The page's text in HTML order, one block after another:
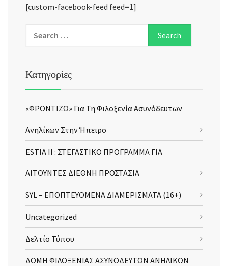
[custom-facebook-feed feed=1]
Κατηγορίες
«ΦΡΟΝΤΙΖΩ» Για Τη Φιλοξενία Ασυνόδευτων
Ανηλίκων Στην Ήπειρο
ESTIA II : ΣΤΕΓΑΣΤΙΚΟ ΠΡΟΓΡΑΜΜΑ ΓΙΑ
ΑΙΤΟΥΝΤΕΣ ΔΙΕΘΝΗ ΠΡΟΣΤΑΣΙΑ
SYL – ΕΠΟΠΤΕΥΟΜΕΝΑ ΔΙΑΜΕΡΙΣΜΑΤΑ (16+)
Uncategorized
Δελτίο Τύπου
ΔΟΜΗ ΦΙΛΟΞΕΝΙΑΣ ΑΣΥΝΟΔΕΥΤΩΝ ΑΝΗΛΙΚΩΝ